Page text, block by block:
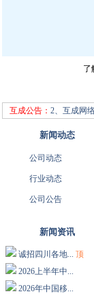
了
互成公告： 2、互成网
新闻动态
公司动态
行业动态
公司公告
新闻资讯
诚招四川各地... 顶
2026上半年中...
2026年中国移...